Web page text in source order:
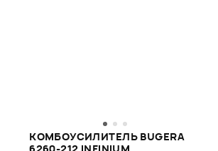
КОМБОУСИЛИТЕЛЬ BUGERA